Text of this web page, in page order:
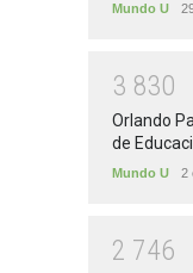
Mundo U
3 830
Orlando
de
Mundo U 2
2 746